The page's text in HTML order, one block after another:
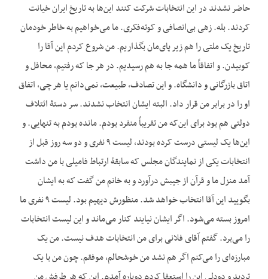
حاضر نشدند در این انتخابات شرکت کنند این‌ها به تاریخ ایران خیانت
کردند. بله. زهی بی‌انصافی و کوته‌فکری. ما می‌خواهیم به خاطر خودمان
تاریخ یک ملتی را هم زیر پای‌مان بگذاریم. من شروع کردم این آقا را
کوبیدن. و اتفاقاً ما همه جا به هم رسیدیم. در هر جا که رفتیم، محافل و
اتاق بازرگانی و دانشگاه. و این تصادف، طبیعت، نمی‌دانم یا هر چی، اتفاق
او را در برابر من قرار داد. البته ایشان انتخاب نشدند. سر دستۀ ائتلاف
دولتی هم بود برای این‌که من تقریباً منفرد بودم. مانده بودم به تنهایی. و
این‌ها یک لیستی درست کرده بودند، لیست ۹ نفری و دو سه روز قبل از
انتخابات یکی از نمایندگان مجلس که سابقۀ ارتباط فامیلی با من داشت
آمد منزل ما و قرآن از جیبش درآورد و به خانم من گفت که به ایشان
بگویید این آقا انتخاب خواهد شد. منظورش دیهیم بود. لیست ۹ نفری ما
امروز بسته می‌شود. اگر ایشان نیایند کنار می‌ماند و این لیست انتخابات
را می‌برد. گفتم آقای فلانی برای من انتخابات هدف نیست. من یک
مبارزه‌ای را می‌کنم اگر هم نشد من خوشحالم، موفقم. چون من با یک